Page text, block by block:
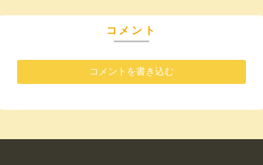
コメント
コメントを書き込む